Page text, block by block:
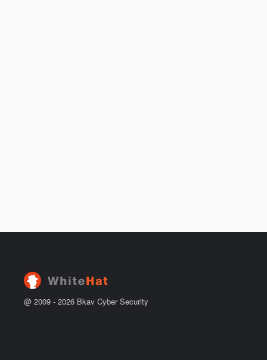
@ 2009 - 2026 Bkav Cyber Security